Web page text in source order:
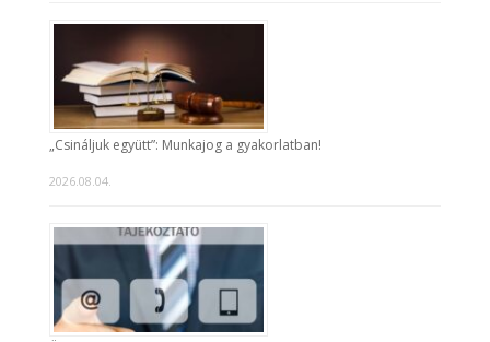
„Csináljuk együtt”: Munkajog a gyakorlatban!
2026.08.04.